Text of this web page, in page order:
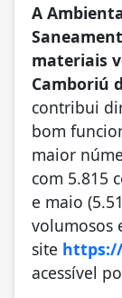
A
materiais
Camboriú
contribui
bom
maior
com 5.815
e maio
volumosos
site
acessível